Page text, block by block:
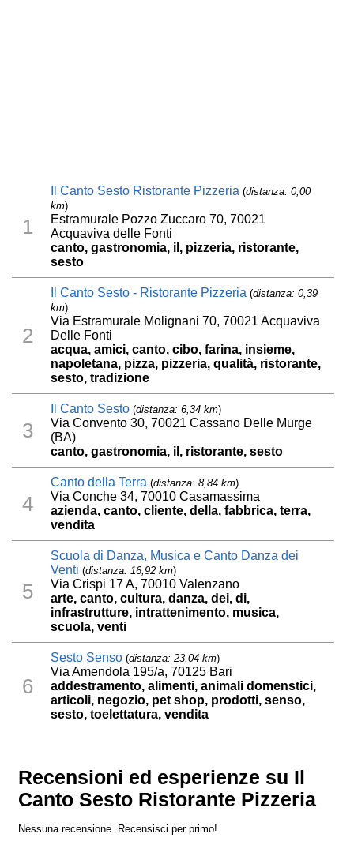
1
Il Canto Sesto Ristorante Pizzeria (distanza: 0,00
km)
Estramurale Pozzo Zuccaro 70, 70021
Acquaviva delle Fonti
canto, gastronomia, il, pizzeria, ristorante,
sesto
2
Il Canto Sesto - Ristorante Pizzeria (distanza: 0,39
km)
Via Estramurale Molignani 70, 70021 Acquaviva
Delle Fonti
acqua, amici, canto, cibo, farina, insieme,
napoletana, pizza, pizzeria, qualità, ristorante,
sesto, tradizione
3
Il Canto Sesto (distanza: 6,34 km)
Via Convento 30, 70021 Cassano Delle Murge
(BA)
canto, gastronomia, il, ristorante, sesto
4
Canto della Terra (distanza: 8,84 km)
Via Conche 34, 70010 Casamassima
azienda, canto, cliente, della, fabbrica, terra,
vendita
5
Scuola di Danza, Musica e Canto Danza dei
Venti (distanza: 16,92 km)
Via Crispi 17 A, 70010 Valenzano
arte, canto, cultura, danza, dei, di,
infrastrutture, intrattenimento, musica,
scuola, venti
6
Sesto Senso (distanza: 23,04 km)
Via Amendola 195/a, 70125 Bari
addestramento, alimenti, animali domenstici,
articoli, negozio, pet shop, prodotti, senso,
sesto, toelettatura, vendita
Recensioni ed esperienze su Il
Canto Sesto Ristorante Pizzeria
Nessuna recensione. Recensisci per primo!